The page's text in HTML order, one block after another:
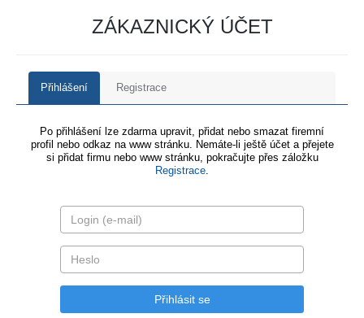
ZÁKAZNICKÝ ÚČET
Přihlášení Registrace
Po přihlášení lze zdarma upravit, přidat nebo smazat firemní
profil nebo odkaz na www stránku. Nemáte-li ještě účet a přejete
si přidat firmu nebo www stránku, pokračujte přes záložku
Registrace.